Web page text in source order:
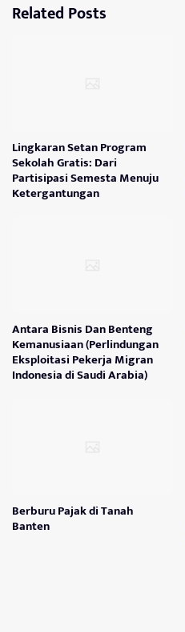
Related Posts
Lingkaran Setan Program
Sekolah Gratis: Dari
Partisipasi Semesta Menuju
Ketergantungan
Antara Bisnis Dan Benteng
Kemanusiaan (Perlindungan
Eksploitasi Pekerja Migran
Indonesia di Saudi Arabia)
Berburu Pajak di Tanah
Banten